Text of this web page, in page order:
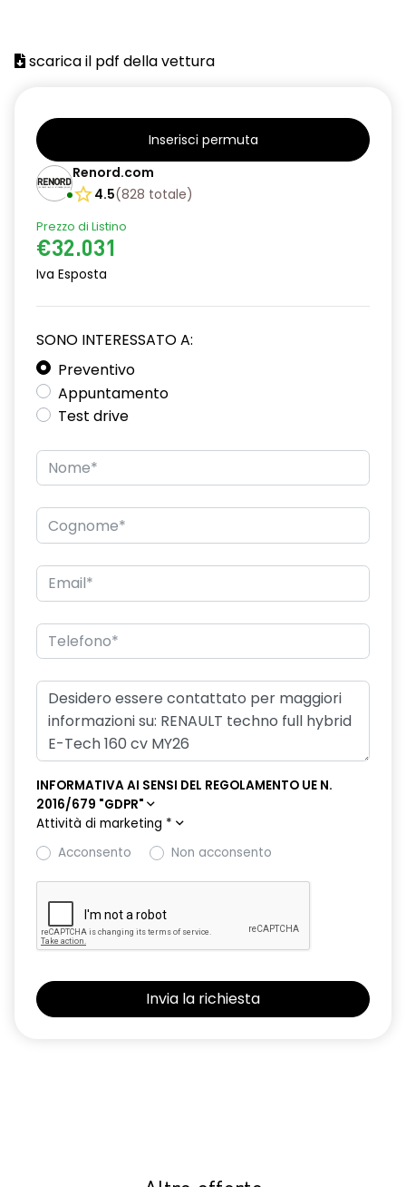
scarica il pdf della vettura
Inserisci permuta
Renord.com
4.5(828 totale)
Prezzo di Listino
€32.031
Iva Esposta
SONO INTERESSATO A:
Preventivo
Appuntamento
Test drive
INFORMATIVA AI SENSI DEL REGOLAMENTO UE N.
2016/679 "GDPR"
Attività di marketing *
Acconsento
Non acconsento